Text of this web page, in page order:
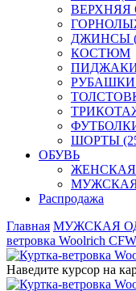
ВЕРХНЯЯ
ДЖИНСЫ
КОСТЮМ
РУБАШКИ
ШОРТЫ
ОБУВЬ
ЖЕНСКАЯ
МУЖСКАЯ
Распродажа
Главная МУЖСКАЯ
ветровка Woolrich
Наведите курсор на